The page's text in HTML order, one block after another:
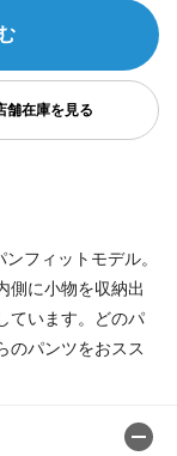
フィットモデル。
側に小物を収納出
ています。どのパ
のパンツをおスス